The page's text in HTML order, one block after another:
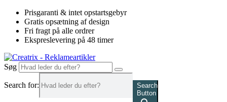
Videre
indhold
Prisgaranti & intet opstartsgebyr
Gratis opsætning af design
Fri fragt på alle ordrer
Ekspreslevering på 48 timer
Søg
Search for:
Search
Button